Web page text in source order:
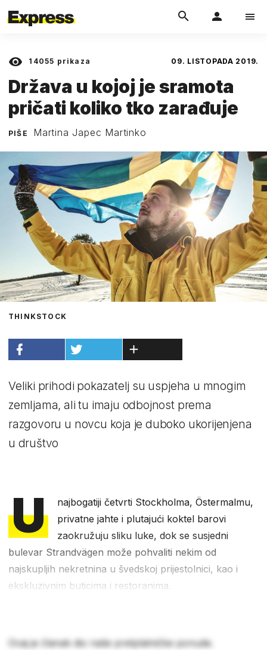
14055 prikaza 09. LISTOPADA 2019.
Država u kojoj je sramota
pričati koliko tko zarađuje
PIŠE Martina Japec Martinko
THINKSTOCK
Veliki prihodi pokazatelj su uspjeha u mnogim
zemljama, ali tu imaju odbojnost prema
razgovoru u novcu koja je duboko ukorijenjena
u društvo
U
najbogatiji četvrti Stockholma, Östermalmu,
privatne jahte i plutajući koktel barovi
zaokružuju sliku luke, dok se susjedni
bulevar Strandvägen može pohvaliti nekim od
najskupljih nekretnina u švedskoj prijestolnici, kao i
ekskluzivnim buticima i restoranima.
Ovaj je članak dio naše pretplatničke ponude.